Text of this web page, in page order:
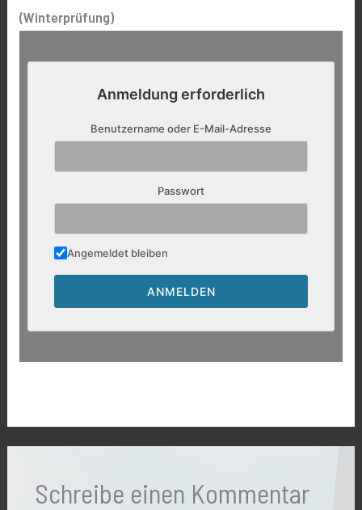
(Winterprüfung)
Anmeldung erforderlich
Benutzername oder E-Mail-Adresse
Passwort
Angemeldet bleiben
Schreibe einen Kommentar